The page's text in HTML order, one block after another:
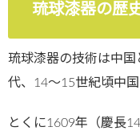
琉球漆器の歴
琉球漆器の技術は中
代、14～15世紀頃中
とくに1609年（慶長